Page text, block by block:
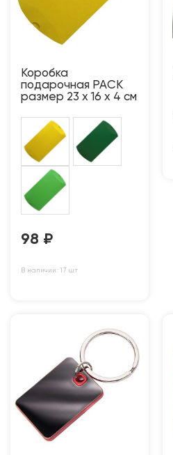
Коробка
подарочная PACK
размер 23 x 16 x 4 см
98 ₽
В наличии: 17 шт